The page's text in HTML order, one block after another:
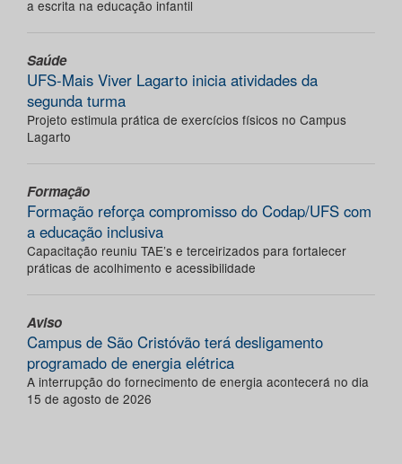
a escrita na educação infantil
Saúde
UFS-Mais Viver Lagarto inicia atividades da
segunda turma
Projeto estimula prática de exercícios físicos no Campus
Lagarto
Formação
Formação reforça compromisso do Codap/UFS com
a educação inclusiva
Capacitação reuniu TAE’s e terceirizados para fortalecer
práticas de acolhimento e acessibilidade
Aviso
Campus de São Cristóvão terá desligamento
programado de energia elétrica
A interrupção do fornecimento de energia acontecerá no dia
15 de agosto de 2026